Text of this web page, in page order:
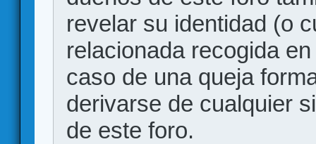
revelar su identidad (o
relacionada recogida
caso de una queja
derivarse de cualquier
de este foro.